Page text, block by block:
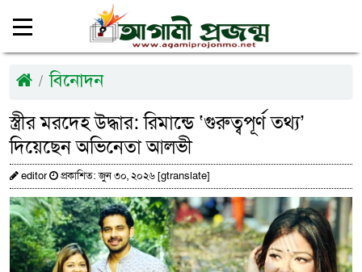
বিনোদন
স্ত্রীর মরদেহ উদ্ধার: রিমান্ডে ‘গুরুত্বপূর্ণ তথ্য’
দিয়েছেন অভিনেতা আলভী
editor প্রকাশিত: জুন ৩০, ২০২৬ [gtranslate]